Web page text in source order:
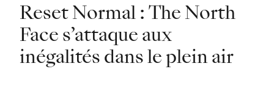
Reset Normal : The North
Face s’attaque aux
inégalités dans le plein air